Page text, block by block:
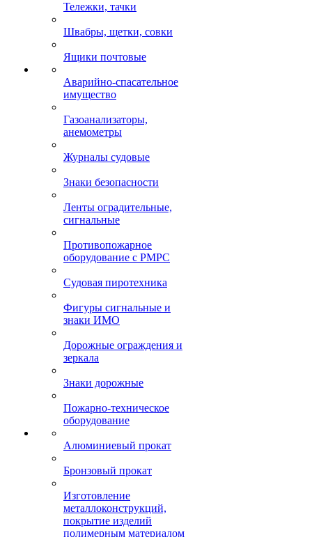
Тележки, тачки
Швабры, щетки, совки
Ящики почтовые
Аварийно-спасательное
имущество
Газоанализаторы,
анемометры
Журналы судовые
Знаки безопасности
Ленты оградительные,
сигнальные
Противопожарное
оборудование с РМРС
Судовая пиротехника
Фигуры сигнальные и
знаки ИМО
Дорожные ограждения и
зеркала
Знаки дорожные
Пожарно-техническое
оборудование
Алюминиевый прокат
Бронзовый прокат
Изготовление
металлоконструкций,
покрытие изделий
полимерным материалом